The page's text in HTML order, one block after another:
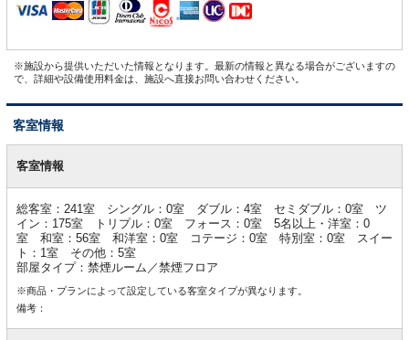
※施設から提供いただいた情報となります。最新の情報と異なる場合がございますの
で、詳細や設備使用料金は、施設へ直接お問い合わせください。
客室情報
室客室情報
総客室：241室 シングル：0室 ダブル：4室 セミダブル：0室 ツ
イン：175室 トリプル：0室 フォース：0室 5名以上・洋室：0
室 和室：56室 和洋室：0室 コテージ：0室 特別室：0室 スイー
ト：1室 その他：5室
部屋タイプ：禁煙ルーム／禁煙フロア
※商品・プランによって設定している客室タイプが異なります。
備考：